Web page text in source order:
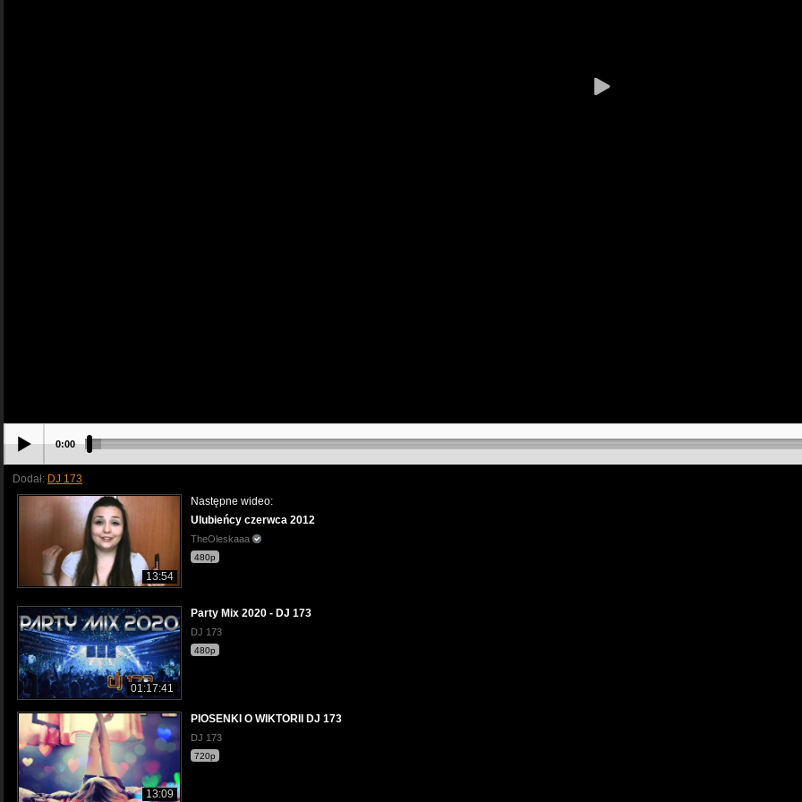
0:00
Dodał: DJ 173
13:54
Następne wideo:
Ulubieńcy czerwca 2012
TheOleskaaa
480p
01:17:41
Party Mix 2020 - DJ 173
DJ 173
480p
13:09
PIOSENKI O WIKTORII DJ 173
DJ 173
720p